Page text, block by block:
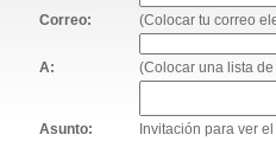
Correo: (Colocar tu correo
A: (Colocar una lista
Asunto:
Invitación para ver